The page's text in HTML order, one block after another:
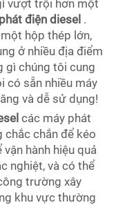
vượt trội hơn một
điện diesel .
hộp thép lớn,
ở nhiều địa điểm
gì chúng tôi cung
có sẵn nhiều máy
và dễ sử dụng!
các máy phát
chắn để kéo
hành hiệu quả
nghiệt, và có thể
trường xây
khu vực thường